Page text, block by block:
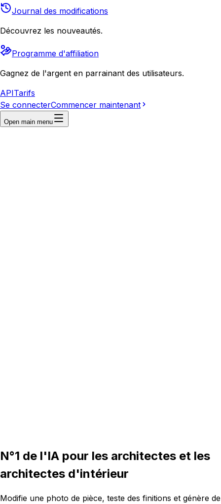
Journal des modifications
Découvrez les nouveautés.
Programme d'affiliation
Gagnez de l'argent en parrainant des utilisateurs.
APITarifs
Se connecterCommencer maintenant
Open main menu
N°1 de l'IA pour les architectes et les
architectes d'intérieur
Modifie une photo de pièce, teste des finitions et génère de